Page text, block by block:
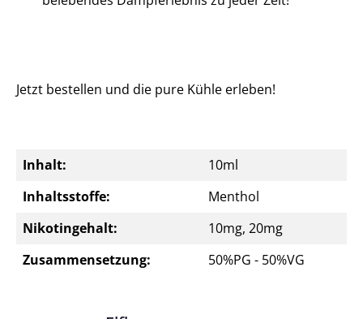
Jetzt bestellen und die pure Kühle erleben!
Inhalt:
10ml
Inhaltsstoffe:
Menthol
Nikotingehalt:
10mg, 20mg
Zusammensetzung:
50%PG - 50%VG